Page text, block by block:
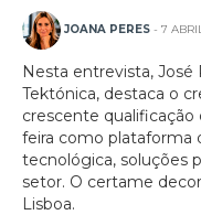
JOANA PERES - 7
Nesta entrevista,
Tektónica, destaca o
crescente qualificação
feira como plataforma
tecnológica, soluções
setor. O certame
Lisboa.